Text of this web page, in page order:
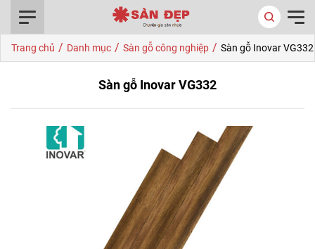
Trang chủ / Danh mục / Sàn gỗ công nghiệp / Sàn gỗ Inovar VG332
Sàn gỗ Inovar VG332